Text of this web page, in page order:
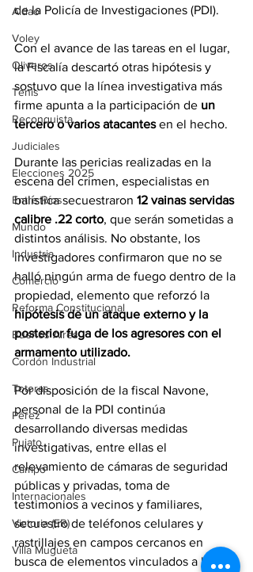
Aldao
Voley
Oliveros
Tenis
Reconquista
Judiciales
Elecciones 2025
Entre Ríos
Mundo
Industria
Comercio
Reforma Constitucional
Buenos Aires
Cordón Industrial
Totoras
Pérez
Pujato
Campo
Internacionales
Victoria (ER)
Villa Mugueta
de la Policía de Investigaciones (PDI).
Con el avance de las tareas en el lugar,
la Fiscalía descartó otras hipótesis y
sostuvo que la línea investigativa más
firme apunta a la participación de un
tercero o varios atacantes en el hecho.
Durante las pericias realizadas en la
escena del crimen, especialistas en
balística secuestraron 12 vainas servidas
calibre .22 corto, que serán sometidas a
distintos análisis. No obstante, los
investigadores confirmaron que no se
halló ningún arma de fuego dentro de la
propiedad, elemento que reforzó la
hipótesis de un ataque externo y la
posterior fuga de los agresores con el
armamento utilizado.
Por disposición de la fiscal Navone,
personal de la PDI continúa
desarrollando diversas medidas
investigativas, entre ellas el
relevamiento de cámaras de seguridad
públicas y privadas, toma de
testimonios a vecinos y familiares,
secuestro de teléfonos celulares y
rastrillajes en campos cercanos en
busca de elementos vinculados a la